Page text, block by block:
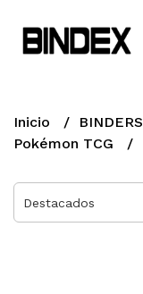
Inicio BINDERS
Pokémon TCG